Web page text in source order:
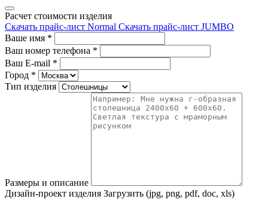
Расчет стоимости изделия
Скачать прайс-лист Normal Скачать прайс-лист JUMBO
Ваше имя *
Ваш номер телефона *
Ваш E-mail *
Город *
Тип изделия
Размеры и описание
Дизайн-проект изделия Загрузить (jpg, png, pdf, doc, xls)